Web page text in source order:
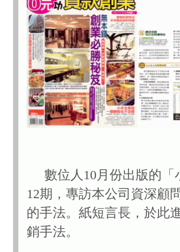
數位人10月份出版的「
12期，專訪本公司資深顧
的手法。紙短言長，於此
銷手法。